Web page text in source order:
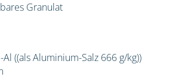
Granulat
((als Aluminium-Salz 666 g/kg))